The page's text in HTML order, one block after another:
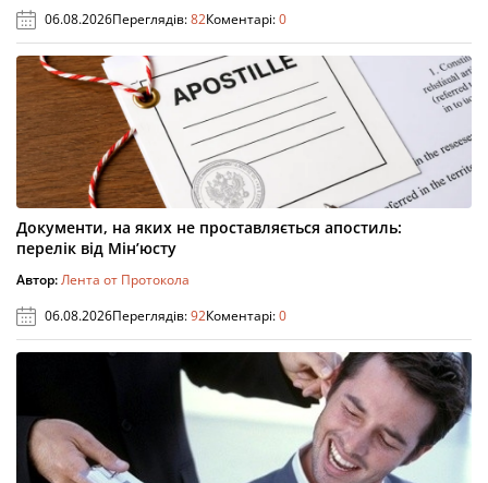
06.08.2026Переглядів:82Коментарі:0
Документи, на яких не проставляється апостиль:
перелік від Мін’юсту
Автор:Лента от Протокола
06.08.2026Переглядів:92Коментарі:0